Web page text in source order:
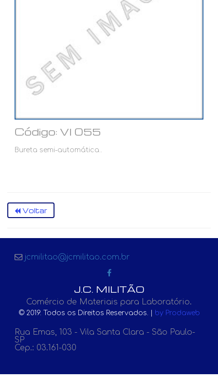
Código: VI 055
Bureta semi-automática..
Voltar
jcmilitao@jcmilitao.com.br
J.C. MILITÃO
Comércio de Materiais para Laboratório.
© 2019. Todos os Direitos Reservados. | by Prodaweb
Rua Emas, 103 - Vila Santa Clara - São Paulo-
SP
Cep.: 03.161-030